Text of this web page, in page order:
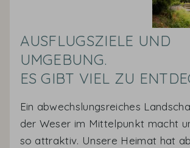
AUSFLUGSZIELE UND
UMGEBUNG.
ES GIBT VIEL ZU
Ein abwechslungsreiches
der Weser im Mittelpunkt macht
so attraktiv. Unsere Heimat hat